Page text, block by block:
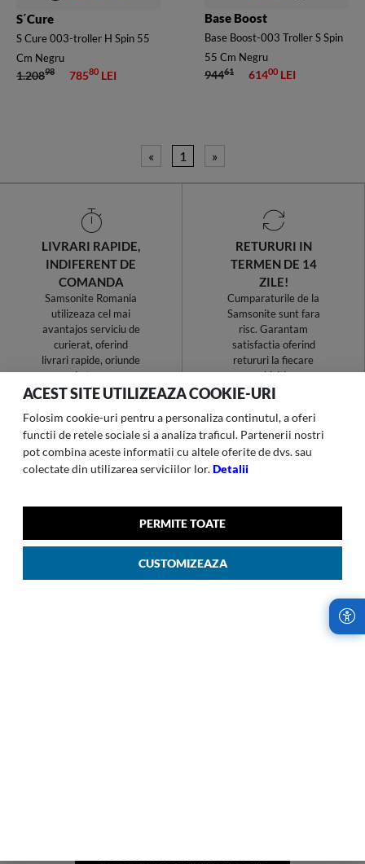
ACEST SITE UTILIZEAZA COOKIE-URI
Folosim cookie-uri pentru a personaliza continutul, a oferi
functii de retele sociale si a analiza traficul. Partenerii nostri
pot combina aceste informatii cu altele oferite de dvs. sau
colectate din utilizarea serviciilor lor.Detalii
PERMITE TOATE
CUSTOMIZEAZA
S΄Cure
S Cure 003-troller H Spin 55
Cm Negru
1.20898 78580 LEI
Base Boost
Base Boost-003 Troller S Spin
55 Cm Negru
94461 61400 LEI
« 1 »
LIVRARI RAPIDE,
INDIFERENT DE
COMANDA
Samsonite Romania
utilizeaza cel mai
avantajos serviciu de
curierat, oferind
livrari rapide, oriunde
in tara.
RETURURI IN
TERMEN DE 14
ZILE!
Cumparaturile de la
Samsonite sunt fara
risc. Garantam
satisfactia oferind
retururi la fiecare
achizitie.
PLATA
Criptarea Secure
ca plata se
GARANTIE
Samsonite va asigura
langa tine.